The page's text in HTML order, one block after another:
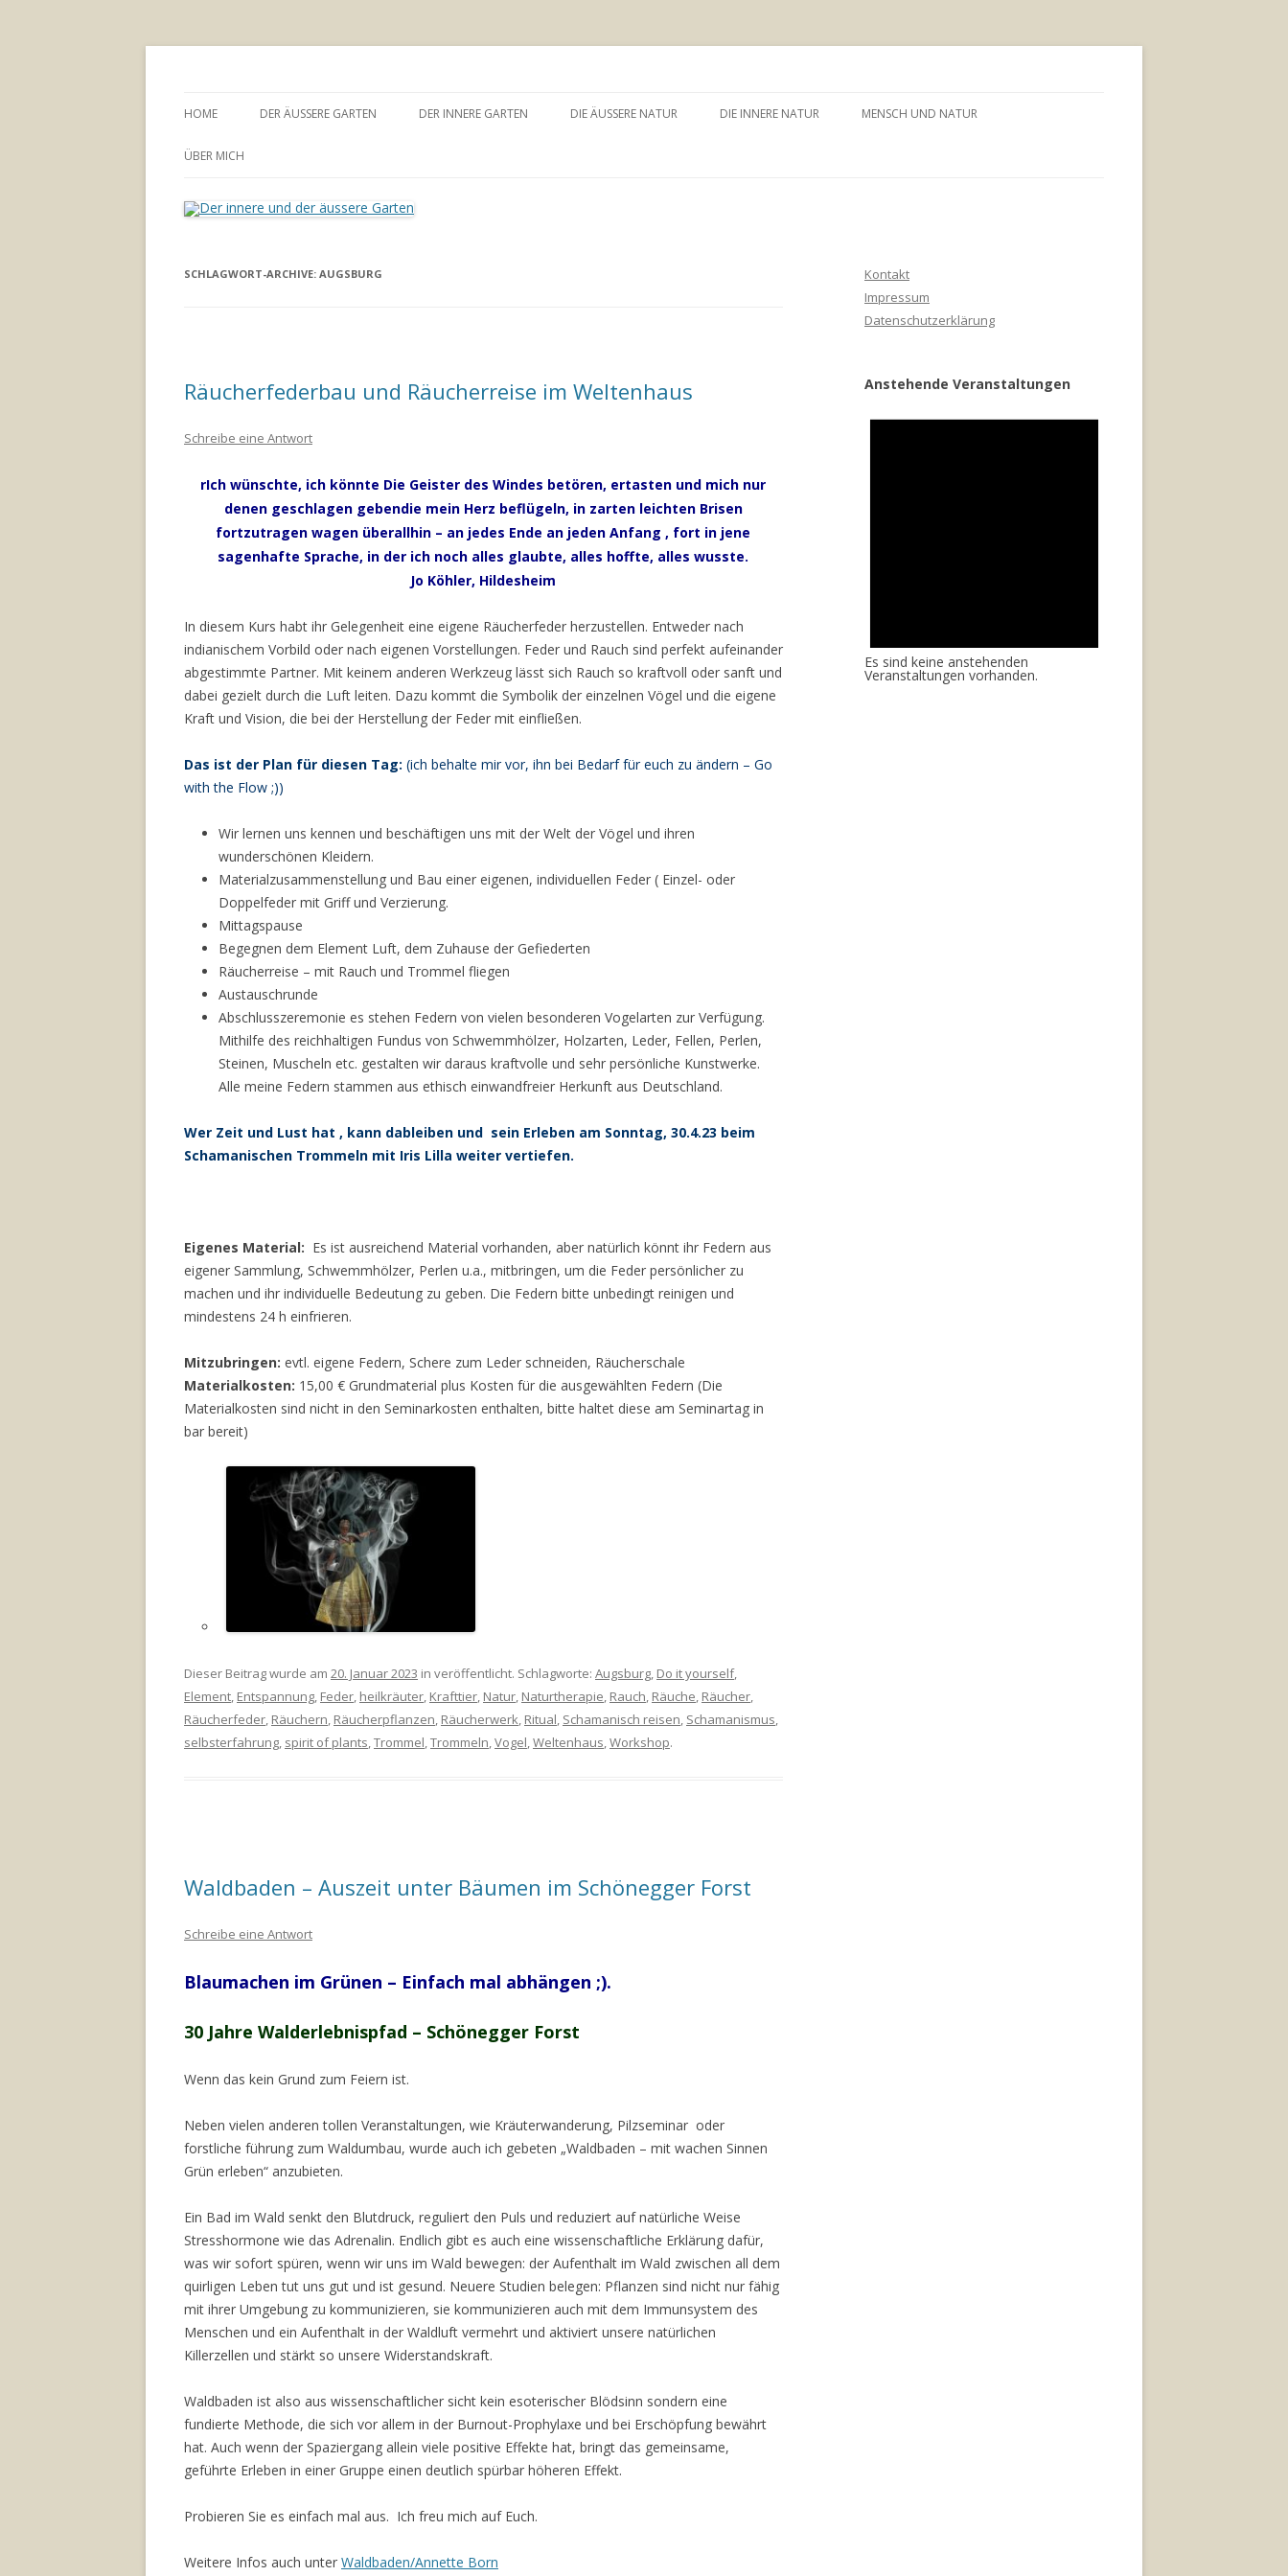
Inhalt
HOME DER ÄUSSERE GARTEN DER INNERE GARTEN DIE ÄUSSERE NATUR DIE INNERE NATUR MENSCH UND NATUR
ÜBER MICH
SCHLAGWORT-ARCHIVE: AUGSBURG
Räucherfederbau und Räucherreise im Weltenhaus
Schreibe eine Antwort
rIch wünschte, ich könnte Die Geister des Windes betören, ertasten und mich nur
denen geschlagen gebendie mein Herz beflügeln, in zarten leichten Brisen
fortzutragen wagen überallhin – an jedes Ende an jeden Anfang , fort in jene
sagenhafte Sprache, in der ich noch alles glaubte, alles hoffte, alles wusste.
Jo Köhler, Hildesheim
In diesem Kurs habt ihr Gelegenheit eine eigene Räucherfeder herzustellen. Entweder nach
indianischem Vorbild oder nach eigenen Vorstellungen. Feder und Rauch sind perfekt aufeinander
abgestimmte Partner. Mit keinem anderen Werkzeug lässt sich Rauch so kraftvoll oder sanft und
dabei gezielt durch die Luft leiten. Dazu kommt die Symbolik der einzelnen Vögel und die eigene
Kraft und Vision, die bei der Herstellung der Feder mit einfließen.
Das ist der Plan für diesen Tag: (ich behalte mir vor, ihn bei Bedarf für euch zu ändern – Go
with the Flow ;))
Wir lernen uns kennen und beschäftigen uns mit der Welt der Vögel und ihren
wunderschönen Kleidern.
Materialzusammenstellung und Bau einer eigenen, individuellen Feder ( Einzel- oder
Doppelfeder mit Griff und Verzierung.
Mittagspause
Begegnen dem Element Luft, dem Zuhause der Gefiederten
Räucherreise – mit Rauch und Trommel fliegen
Austauschrunde
Abschlusszeremonie es stehen Federn von vielen besonderen Vogelarten zur Verfügung.
Mithilfe des reichhaltigen Fundus von Schwemmhölzer, Holzarten, Leder, Fellen, Perlen,
Steinen, Muscheln etc. gestalten wir daraus kraftvolle und sehr persönliche Kunstwerke.
Alle meine Federn stammen aus ethisch einwandfreier Herkunft aus Deutschland.
Wer Zeit und Lust hat , kann dableiben und sein Erleben am Sonntag, 30.4.23 beim
Schamanischen Trommeln mit Iris Lilla weiter vertiefen.
Eigenes Material: Es ist ausreichend Material vorhanden, aber natürlich könnt ihr Federn aus
eigener Sammlung, Schwemmhölzer, Perlen u.a., mitbringen, um die Feder persönlicher zu
machen und ihr individuelle Bedeutung zu geben. Die Federn bitte unbedingt reinigen und
mindestens 24 h einfrieren.
Mitzubringen: evtl. eigene Federn, Schere zum Leder schneiden, Räucherschale
Materialkosten: 15,00 € Grundmaterial plus Kosten für die ausgewählten Federn (Die
Materialkosten sind nicht in den Seminarkosten enthalten, bitte haltet diese am Seminartag in
bar bereit)
Dieser Beitrag wurde am 20. Januar 2023 in veröffentlicht. Schlagworte: Augsburg, Do it yourself,
Element, Entspannung, Feder, heilkräuter, Krafttier, Natur, Naturtherapie, Rauch, Räuche, Räucher,
Räucherfeder, Räuchern, Räucherpflanzen, Räucherwerk, Ritual, Schamanisch reisen, Schamanismus,
selbsterfahrung, spirit of plants,Trommel,Trommeln,Vogel,Weltenhaus,Workshop.
Waldbaden – Auszeit unter Bäumen im Schönegger Forst
Schreibe eine Antwort
Blaumachen im Grünen – Einfach mal abhängen ;).
30 Jahre Walderlebnispfad – Schönegger Forst
Wenn das kein Grund zum Feiern ist.
Neben vielen anderen tollen Veranstaltungen, wie Kräuterwanderung, Pilzseminar oder
forstliche führung zum Waldumbau, wurde auch ich gebeten „Waldbaden – mit wachen Sinnen
Grün erleben“ anzubieten.
Ein Bad im Wald senkt den Blutdruck, reguliert den Puls und reduziert auf natürliche Weise
Stresshormone wie das Adrenalin. Endlich gibt es auch eine wissenschaftliche Erklärung dafür,
was wir sofort spüren, wenn wir uns im Wald bewegen: der Aufenthalt im Wald zwischen all dem
quirligen Leben tut uns gut und ist gesund. Neuere Studien belegen: Pflanzen sind nicht nur fähig
mit ihrer Umgebung zu kommunizieren, sie kommunizieren auch mit dem Immunsystem des
Menschen und ein Aufenthalt in der Waldluft vermehrt und aktiviert unsere natürlichen
Killerzellen und stärkt so unsere Widerstandskraft.
Waldbaden ist also aus wissenschaftlicher sicht kein esoterischer Blödsinn sondern eine
fundierte Methode, die sich vor allem in der Burnout-Prophylaxe und bei Erschöpfung bewährt
hat. Auch wenn der Spaziergang allein viele positive Effekte hat, bringt das gemeinsame,
geführte Erleben in einer Gruppe einen deutlich spürbar höheren Effekt.
Probieren Sie es einfach mal aus. Ich freu mich auf Euch.
Weitere Infos auch unter Waldbaden/Annette Born
Kontakt
Impressum
Datenschutzerklärung
Anstehende Veranstaltungen
Es sind keine anstehenden
Veranstaltungen vorhanden.